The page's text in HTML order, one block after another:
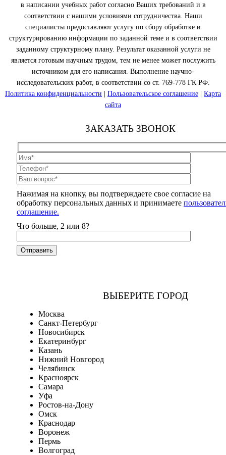
в написании учебных работ согласно Ваших требований и в
соответствии с нашими условиями сотрудничества. Наши
специалисты предоставляют услугу по сбору обработке и
структурированию информации по заданной теме и в соответствии
заданному структурному плану. Результат оказанной услуги не
является готовым научным трудом, тем не менее может послужить
источником для его написания. Выполнение научно-
исследовательских работ, в соответствии со ст. 769-778 ГК РФ.
Политика конфиденциальности
Пользовательское соглашение
Карта
сайта
ЗАКАЗАТЬ ЗВОНОК
Нажимая на кнопку, вы подтверждаете свое согласие на
обработку персональных данных и принимаете
соглашение.
Что больше, 2 или 8?
ВЫБЕРИТЕ ГОРОД
Москва
Санкт-Петербург
Новосибирск
Екатеринбург
Казань
Нижний Новгород
Челябинск
Красноярск
Самара
Уфа
Ростов-на-Дону
Омск
Краснодар
Воронеж
Пермь
Волгоград